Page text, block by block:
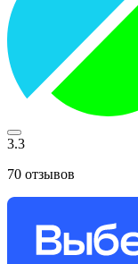
3.3
70 отзывов